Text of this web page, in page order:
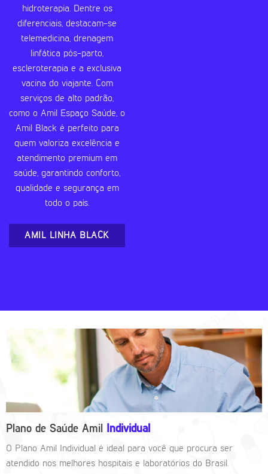
hidroterapia. Dentre os
diferenciais, destacam-se
telemedicina, drenagem
linfática pós-parto,
escleroterapia e a exclusiva
vacina do viajante. Com
serviços de alto padrão,
como o Amil Espaço Saúde, o
Amil Black é perfeito para
quem valoriza excelência e
atendimento premium em
saúde, garantindo conforto,
qualidade e segurança em
todo o país.
AMIL LINHA BLACK
Plano de Saúde Amil Individual
O Plano Amil Individual é ideal para você que procura ser
atendido nos melhores hospitais e laboratórios do Brasil.